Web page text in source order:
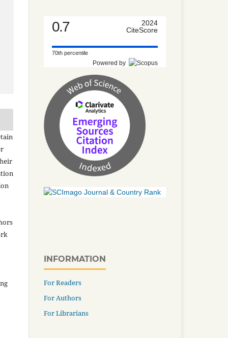
0.7
2024
CiteScore
70th percentile
Powered by
INFORMATION
For Readers
For Authors
For Librarians